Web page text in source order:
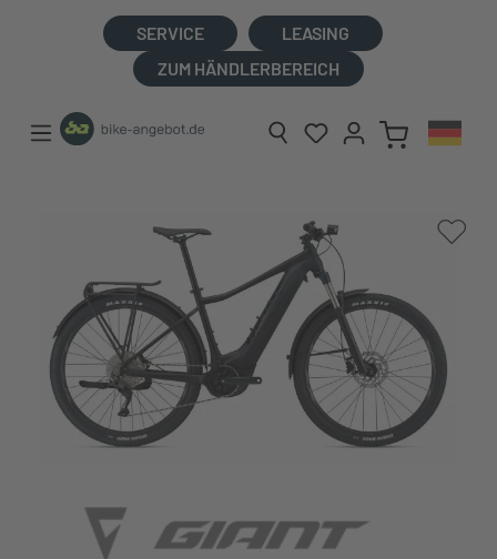
SERVICE
LEASING
ZUM HÄNDLERBEREICH
Bildergalerie überspringen